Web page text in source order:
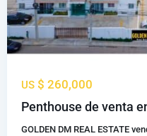
US $ 260,000
Penthouse de venta
GOLDEN DM REAL ESTATE